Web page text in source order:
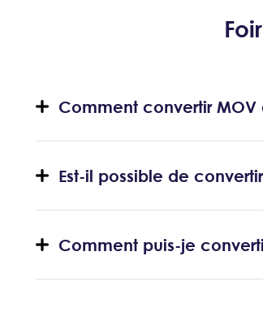
Comment convertir MOV
Est-il possible de
Comment puis-je